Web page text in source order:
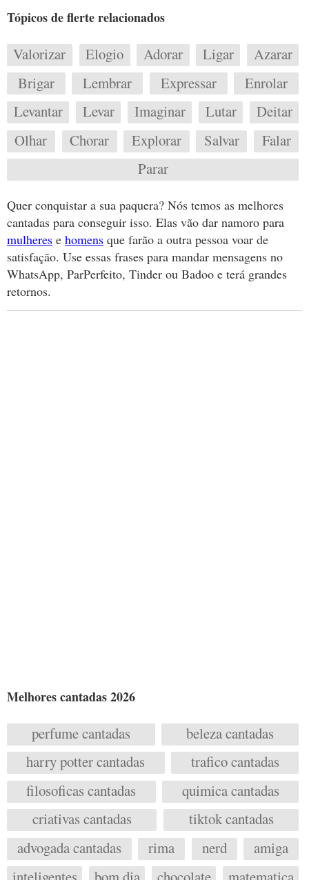
Tópicos de flerte relacionados
Valorizar Elogio Adorar Ligar
Azarar
Brigar
Lembrar Expressar
Enrolar
Levantar
Levar Imaginar Lutar
Deitar
Olhar
Chorar Explorar Salvar
Falar
Parar
Quer conquistar a sua paquera? Nós temos as melhores
cantadas para conseguir isso. Elas vão dar namoro para
mulheres e homens que farão a outra pessoa voar de
satisfação. Use essas frases para mandar mensagens no
WhatsApp, ParPerfeito, Tinder ou Badoo e terá grandes
retornos.
Melhores cantadas 2026
perfume cantadas
beleza cantadas
harry potter cantadas
trafico cantadas
filosoficas cantadas
quimica cantadas
criativas cantadas
tiktok cantadas
advogada cantadas
rima nerd
amiga